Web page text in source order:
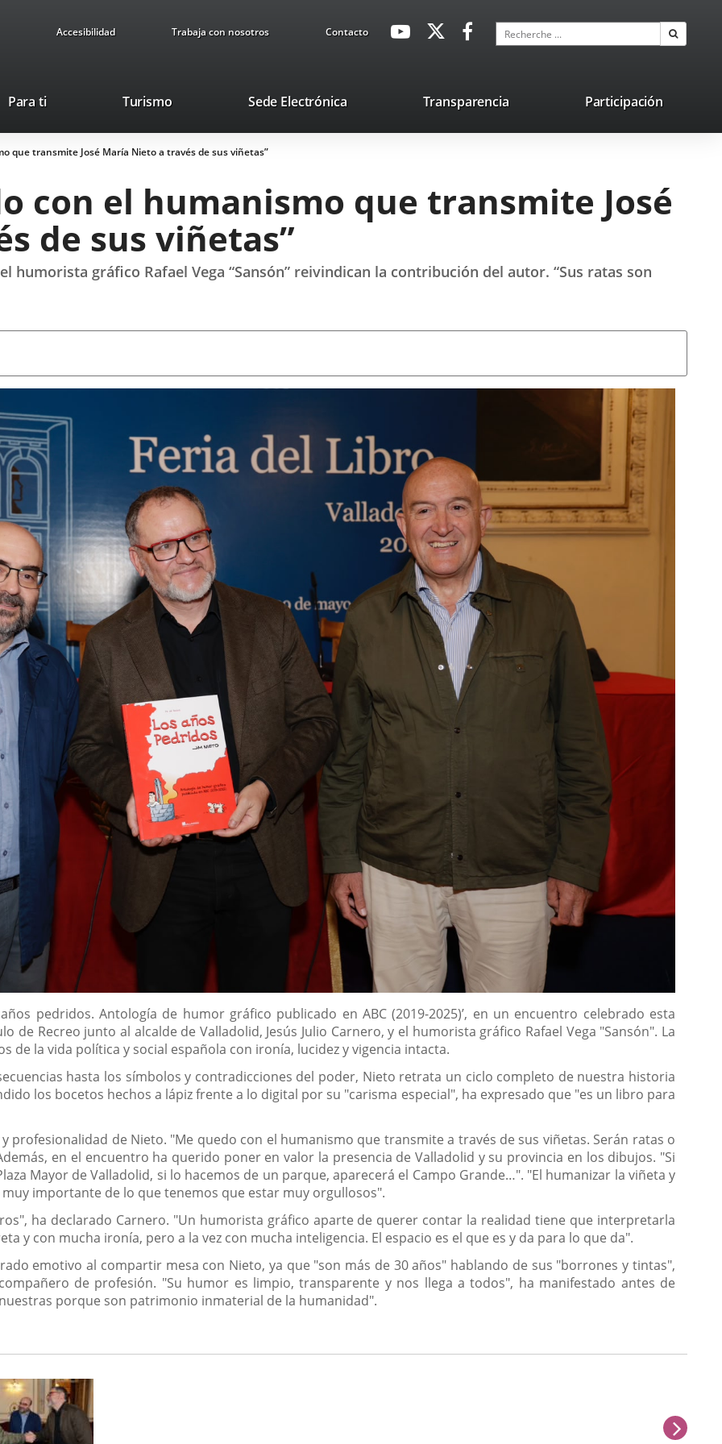
Accesibilidad Trabaja con nosotros ContactoavaHeaderSocial
Enlace
externa.
Enlace
aplicación
externa.
Enlace
aplicación
externa.
Recherche
Para ti TurismoEste
se
abrirá
ventana
nueva.
Sede ElectrónicaEnlace
una
Transparencia Participación
que transmite José María Nieto a través de sus viñetas”
con el humanismo que transmite José
de sus viñetas”
humorista gráfico Rafael Vega “Sansón” reivindican la contribución del autor. “Sus ratas son
pedridos. Antología de humor gráfico publicado en ABC (2019-2025)’, en un encuentro celebrado esta
de Recreo junto al alcalde de Valladolid, Jesús Julio Carnero, y el humorista gráfico Rafael Vega "Sansón". La
de la vida política y social española con ironía, lucidez y vigencia intacta.
hasta los símbolos y contradicciones del poder, Nieto retrata un ciclo completo de nuestra historia
los bocetos hechos a lápiz frente a lo digital por su "carisma especial", ha expresado que "es un libro para
profesionalidad de Nieto. "Me quedo con el humanismo que transmite a través de sus viñetas. Serán ratas o
en el encuentro ha querido poner en valor la presencia de Valladolid y su provincia en los dibujos. "Si
Mayor de Valladolid, si lo hacemos de un parque, aparecerá el Campo Grande…". "El humanizar la viñeta y
importante de lo que tenemos que estar muy orgullosos".
ha declarado Carnero. "Un humorista gráfico aparte de querer contar la realidad tiene que interpretarla
y con mucha ironía, pero a la vez con mucha inteligencia. El espacio es el que es y da para lo que da".
emotivo al compartir mesa con Nieto, ya que "son más de 30 años" hablando de sus "borrones y tintas",
de profesión. "Su humor es limpio, transparente y nos llega a todos", ha manifestado antes de
porque son patrimonio inmaterial de la humanidad".